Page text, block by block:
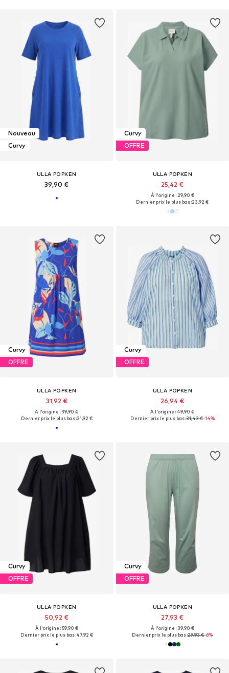
Nouveau
Curvy
ULLA POPKEN
39,90 €
Curvy
OFFRE
ULLA POPKEN
25,42 €
À l'origine : 29,90 €
Dernier prix le plus bas :23,92 €
Curvy
OFFRE
ULLA POPKEN
31,92 €
À l'origine : 39,90 €
Dernier prix le plus bas :31,92 €
Curvy
OFFRE
ULLA POPKEN
26,94 €
À l'origine : 49,90 €
Dernier prix le plus bas :31,43 €-14%
Curvy
OFFRE
ULLA POPKEN
50,92 €
À l'origine : 59,90 €
Dernier prix le plus bas :47,92 €
Curvy
OFFRE
ULLA POPKEN
27,93 €
À l'origine : 39,90 €
Dernier prix le plus bas :29,93 €-6%